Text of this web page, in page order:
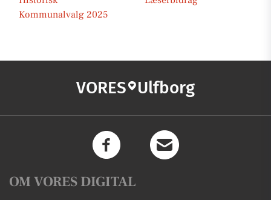
Kommunalvalg 2025
VORES Ulfborg
OM VORES DIGITAL